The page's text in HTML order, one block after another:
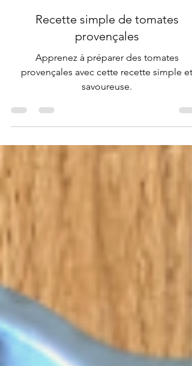
Charlyne PERLE
5 mars 2025
1 min de lecture
Recette simple de tomates
provençales
Apprenez à préparer des tomates